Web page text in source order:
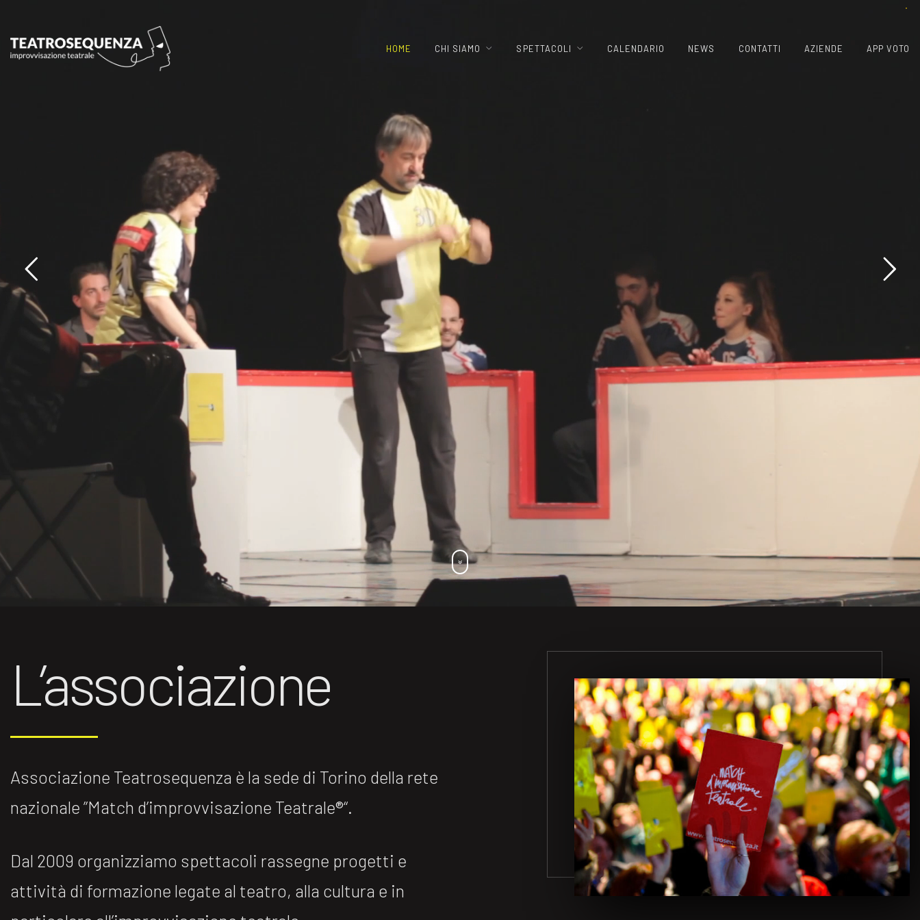
HOME CHI SIAMO SPETTACOLI CALENDARIO NEWS CONTATTI AZIENDE APP VOTO
L’associazione
Associazione Teatrosequenza è la sede di Torino della rete
nazionale ”Match d’improvvisazione Teatrale®️“.
Dal 2009 organizziamo spettacoli rassegne progetti e
attività di formazione legate al teatro, alla cultura e in